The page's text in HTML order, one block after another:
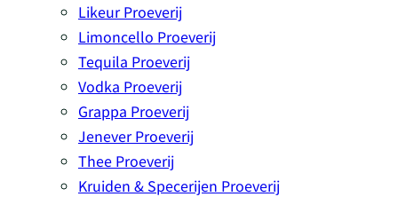
Likeur Proeverij
Limoncello Proeverij
Tequila Proeverij
Vodka Proeverij
Grappa Proeverij
Jenever Proeverij
Thee Proeverij
Kruiden & Specerijen Proeverij